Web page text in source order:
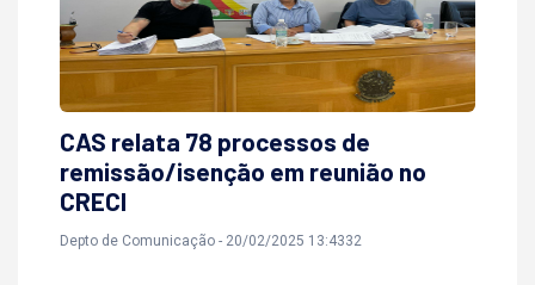
CAS relata 78 processos de
remissão/isenção em reunião no
CRECI
Depto de Comunicação - 20/02/2025 13:4332